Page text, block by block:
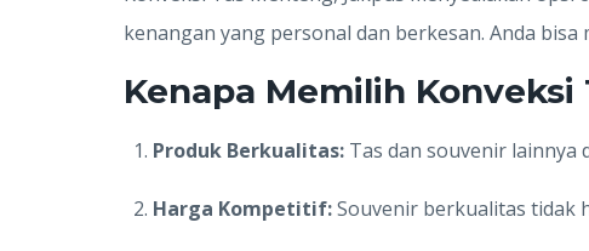
kenangan yang personal dan berkesan. Anda
Kenapa Memilih
Produk Berkualitas: Tas dan souvenir lainnya
Harga Kompetitif:Souvenir berkualitas tidak